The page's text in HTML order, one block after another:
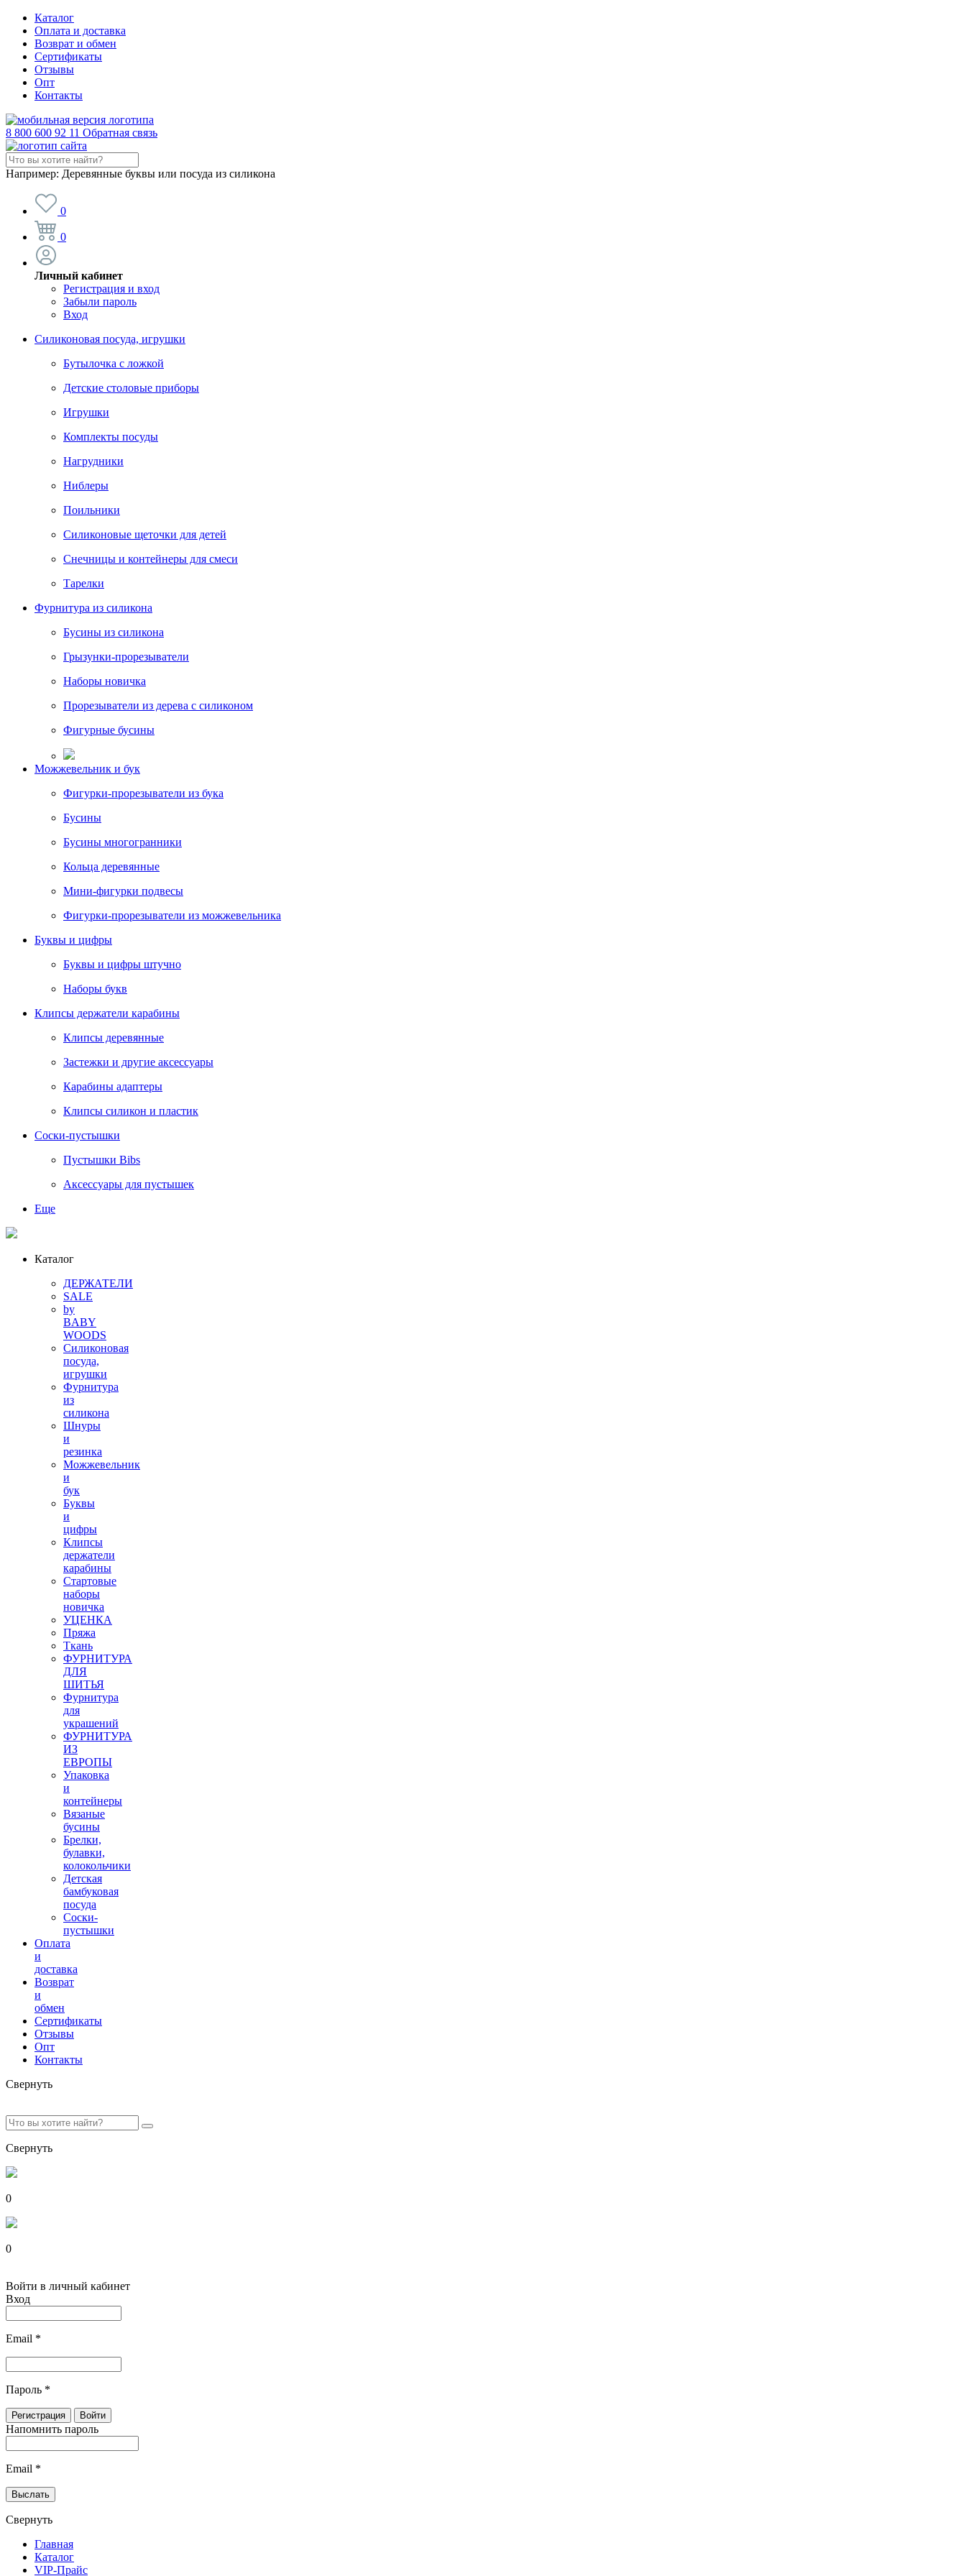
Каталог
Оплата и доставка
Возврат и обмен
Сертификаты
Отзывы
Опт
Контакты
8 800 600 92 11 Обратная связь
Например: Деревянные буквы или посуда из силикона
0
0
Личный кабинет
Регистрация и вход
Забыли пароль
Вход
Силиконовая посуда, игрушки
Бутылочка с ложкой
Детские столовые приборы
Игрушки
Комплекты посуды
Нагрудники
Ниблеры
Поильники
Силиконовые щеточки для детей
Снечницы и контейнеры для смеси
Тарелки
Фурнитура из силикона
Бусины из силикона
Грызунки-прорезыватели
Наборы новичка
Прорезыватели из дерева с силиконом
Фигурные бусины
Можжевельник и бук
Фигурки-прорезыватели из бука
Бусины
Бусины многогранники
Кольца деревянные
Мини-фигурки подвесы
Фигурки-прорезыватели из можжевельника
Буквы и цифры
Буквы и цифры штучно
Наборы букв
Клипсы держатели карабины
Клипсы деревянные
Застежки и другие аксессуары
Карабины адаптеры
Клипсы силикон и пластик
Соски-пустышки
Пустышки Bibs
Аксессуары для пустышек
Еще
Каталог
ДЕРЖАТЕЛИ
SALE
by
BABY
WOODS
Силиконовая
посуда,
игрушки
Фурнитура
из
силикона
Шнуры
и
резинка
Можжевельник
и
бук
Буквы
и
цифры
Клипсы
держатели
карабины
Стартовые
наборы
новичка
УЦЕНКА
Пряжа
Ткань
ФУРНИТУРА
ДЛЯ
ШИТЬЯ
Фурнитура
для
украшений
ФУРНИТУРА
ИЗ
ЕВРОПЫ
Упаковка
и
контейнеры
Вязаные
бусины
Брелки,
булавки,
колокольчики
Детская
бамбуковая
посуда
Соски-
пустышки
Оплата
и
доставка
Возврат
и
обмен
Сертификаты
Отзывы
Опт
Контакты
Свернуть
Свернуть
0
0
Войти в личный кабинет
Вход
Email *
Пароль *
Напомнить пароль
Email *
Свернуть
Главная
Каталог
VIP-Прайс